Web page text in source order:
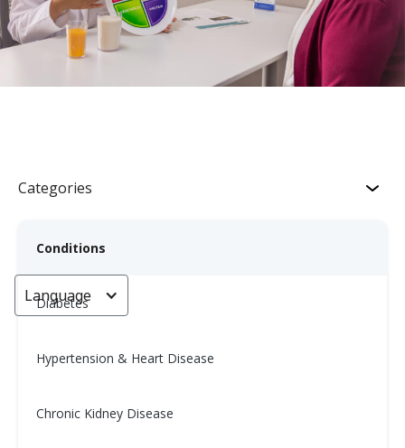
Categories
Conditions
Diabetes
Hypertension & Heart Disease
Chronic Kidney Disease
Language
如何把水果融入你的健康目标（又
不引起血糖飙升）(How to Fit
Fruit into Your Health Goals